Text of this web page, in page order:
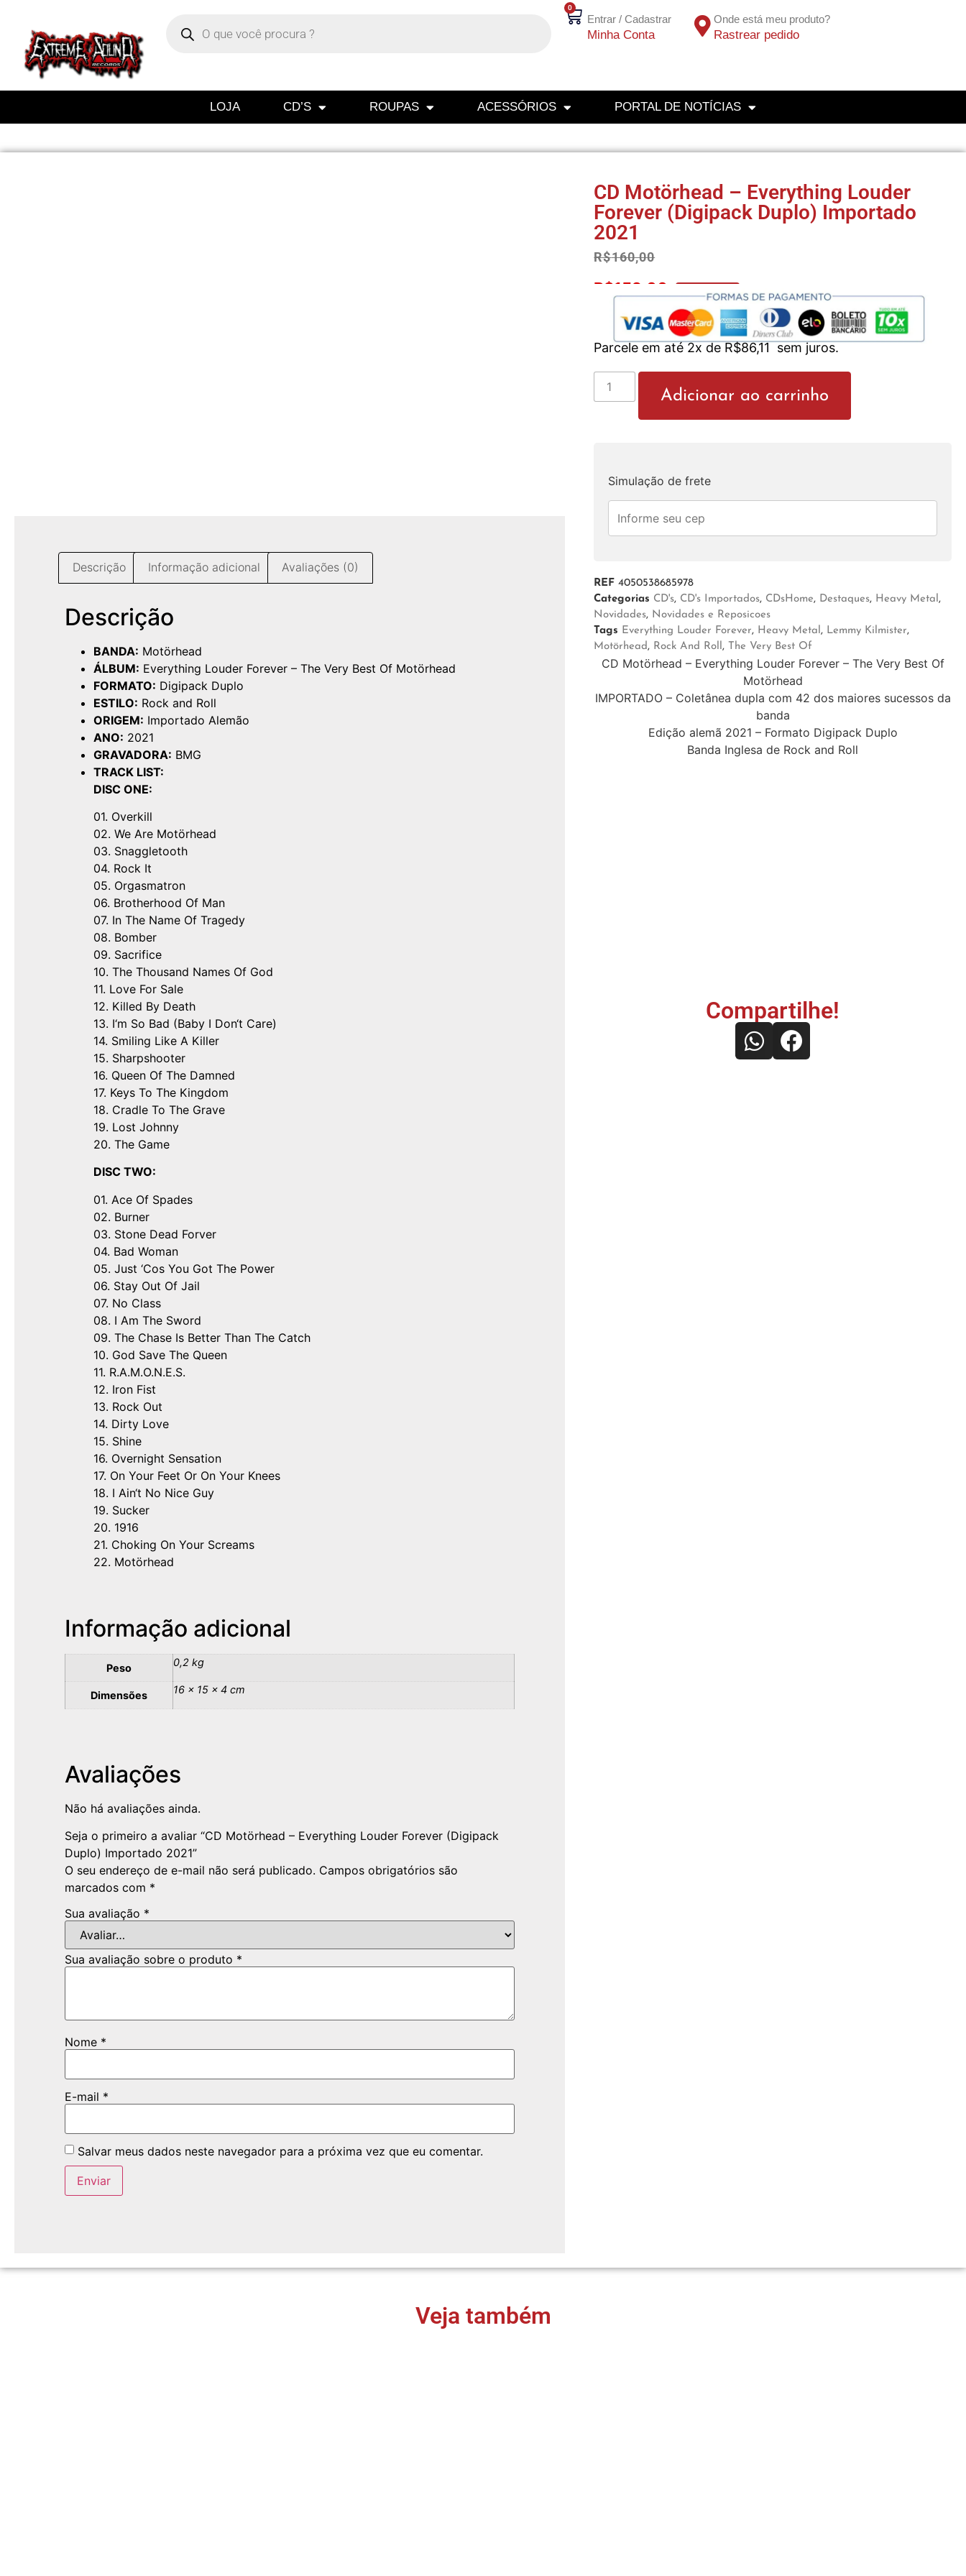
0
Entrar / Cadastrar
Minha Conta
Onde está meu produto?
Rastrear pedido
LOJA CD’S ROUPAS ACESSÓRIOS PORTAL DE NOTÍCIAS
Descrição Informação adicional Avaliações (0)
Descrição
BANDA: Motörhead
ÁLBUM: Everything Louder Forever – The Very Best Of Motörhead
FORMATO: Digipack Duplo
ESTILO: Rock and Roll
ORIGEM: Importado Alemão
ANO: 2021
GRAVADORA: BMG
TRACK LIST:
DISC ONE:
01. Overkill
02. We Are Motörhead
03. Snaggletooth
04. Rock It
05. Orgasmatron
06. Brotherhood Of Man
07. In The Name Of Tragedy
08. Bomber
09. Sacrifice
10. The Thousand Names Of God
11. Love For Sale
12. Killed By Death
13. I‘m So Bad (Baby I Don‘t Care)
14. Smiling Like A Killer
15. Sharpshooter
16. Queen Of The Damned
17. Keys To The Kingdom
18. Cradle To The Grave
19. Lost Johnny
20. The Game
DISC TWO:
01. Ace Of Spades
02. Burner
03. Stone Dead Forver
04. Bad Woman
05. Just ‘Cos You Got The Power
06. Stay Out Of Jail
07. No Class
08. I Am The Sword
09. The Chase Is Better Than The Catch
10. God Save The Queen
11. R.A.M.O.N.E.S.
12. Iron Fist
13. Rock Out
14. Dirty Love
15. Shine
16. Overnight Sensation
17. On Your Feet Or On Your Knees
18. I Ain‘t No Nice Guy
19. Sucker
20. 1916
21. Choking On Your Screams
22. Motörhead
Informação adicional
Peso 0,2 kg
Dimensões 16 × 15 × 4 cm
Avaliações
Não há avaliações ainda.
Seja o primeiro a avaliar “CD Motörhead – Everything Louder Forever (Digipack
Duplo) Importado 2021”
O seu endereço de e-mail não será publicado. Campos obrigatórios são
marcados com *
Sua avaliação *
Sua avaliação sobre o produto *
Nome *
E-mail *
Salvar meus dados neste navegador para a próxima vez que eu comentar.
CD Motörhead – Everything Louder
Forever (Digipack Duplo) Importado
2021
R$160,00
R$152,00
Parcele em até 2x de R$86,11 sem juros.
Adicionar ao carrinho
Simulação de frete
REF4050538685978
Categorias CD's, CD's Importados, CDsHome, Destaques, Heavy Metal ,
Novidades, Novidades e Reposicoes
Tags Everything Louder Forever, Heavy Metal , Lemmy Kilmister,
Motörhead , Rock And Roll , The Very Best Of
CD Motörhead – Everything Louder Forever – The Very Best Of
Motörhead
IMPORTADO – Coletânea dupla com 42 dos maiores sucessos da
banda
Edição alemã 2021 – Formato Digipack Duplo
Banda Inglesa de Rock and Roll
Compartilhe!
Veja também